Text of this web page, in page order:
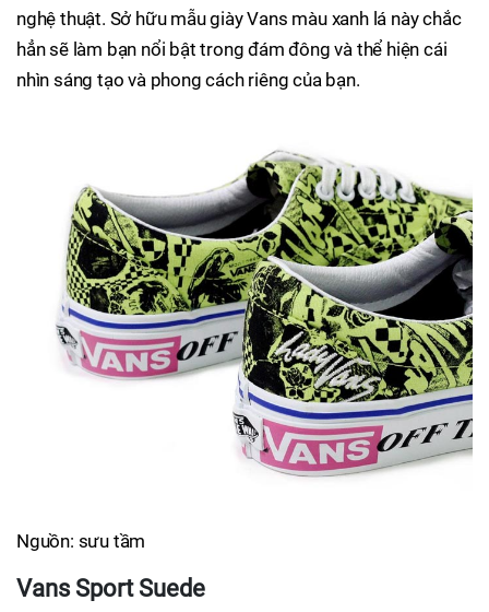
nghệ thuật. Sở hữu mẫu giày Vans màu xanh lá này chắc
hẳn sẽ làm bạn nổi bật trong đám đông và thể hiện cái
nhìn sáng tạo và phong cách riêng của bạn.
Nguồn: sưu tầm
Vans Sport Suede